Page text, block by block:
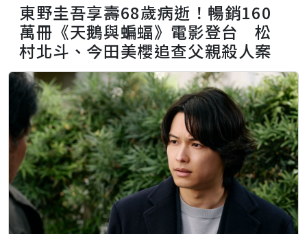
東野圭吾享壽68歲病逝！暢銷160
萬冊《天鵝與蝙蝠》電影登台 松
村北斗、今田美櫻追查父親殺人案